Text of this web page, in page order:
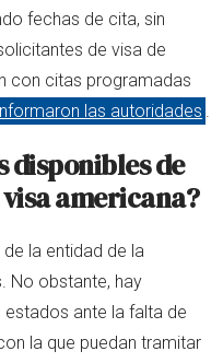
fechas de cita, sin
de visa de
con citas programadas
las autoridades
disponibles de
americana?
la entidad de la
No obstante, hay
ante la falta de
la que puedan tramitar